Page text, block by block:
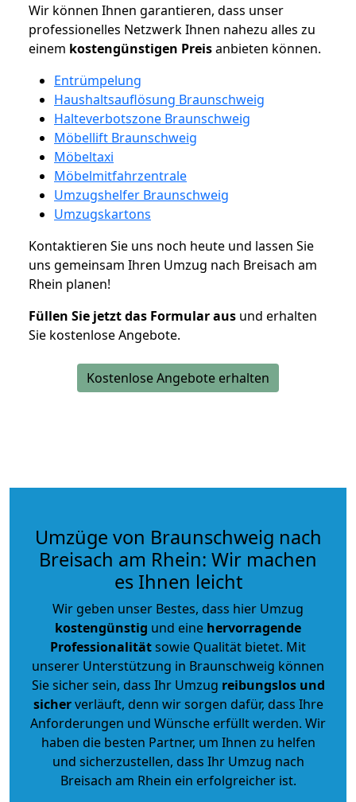
Wir können Ihnen garantieren, dass unser
professionelles Netzwerk Ihnen nahezu alles zu
einem kostengünstigen Preisanbieten können.
Entrümpelung
Haushaltsauflösung Braunschweig
Halteverbotszone Braunschweig
Möbellift Braunschweig
Möbeltaxi
Möbelmitfahrzentrale
Umzugshelfer Braunschweig
Umzugskartons
Kontaktieren Sie uns noch heute und lassen Sie
uns gemeinsam Ihren Umzug nach Breisach am
Rhein planen!
Füllen Sie jetzt das Formular aus und erhalten
Sie kostenlose Angebote.
Kostenlose Angebote erhalten
Umzüge von Braunschweig nach
Breisach am Rhein: Wir machen
es Ihnen leicht
Wir geben unser Bestes, dass hier Umzug
kostengünstig und eine hervorragende
Professionalitätsowie Qualität bietet. Mit
unserer Unterstützung in Braunschweig können
Sie sicher sein, dass Ihr Umzug reibungslos und
sicherverläuft, denn wir sorgen dafür, dass Ihre
Anforderungen und Wünsche erfüllt werden. Wir
haben die besten Partner, um Ihnen zu helfen
und sicherzustellen, dass Ihr Umzug nach
Breisach am Rhein ein erfolgreicher ist.